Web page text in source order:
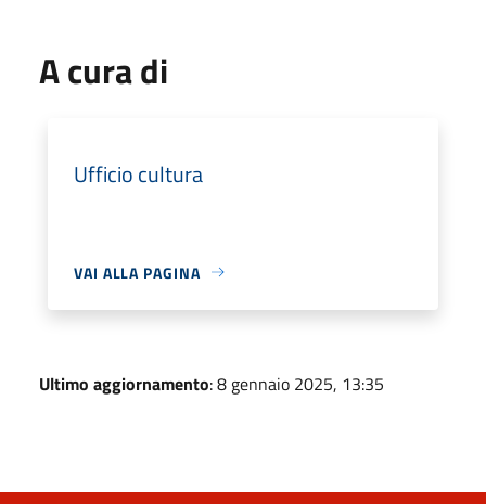
A cura di
Ufficio cultura
VAI ALLA PAGINA
Ultimo aggiornamento: 8 gennaio 2025, 13:35